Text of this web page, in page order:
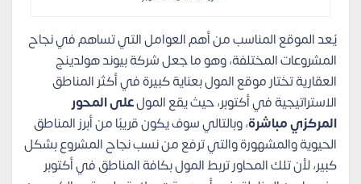
يُعد الموقع المناسب من أهم العوامل التي تساهم في نجاح
المشروعات المختلفة، وهو ما جعل شركة بيوند هولدينج
العقارية تختار موقع المول بعناية كبيرة في أكثر المناطق
الاستراتيجية في أكتوبر، حيث يقع المولعلى المحور
المركزي مباشرة، وبالتالي سوف يكون قريبًا من أبرز المناطق
الحيوية والمشهورة والتي ترفع من نسب نجاح المشروع بشكل
كبير، لأن تلك المحاور تربط المول بكافة المناطق في أكتوبر